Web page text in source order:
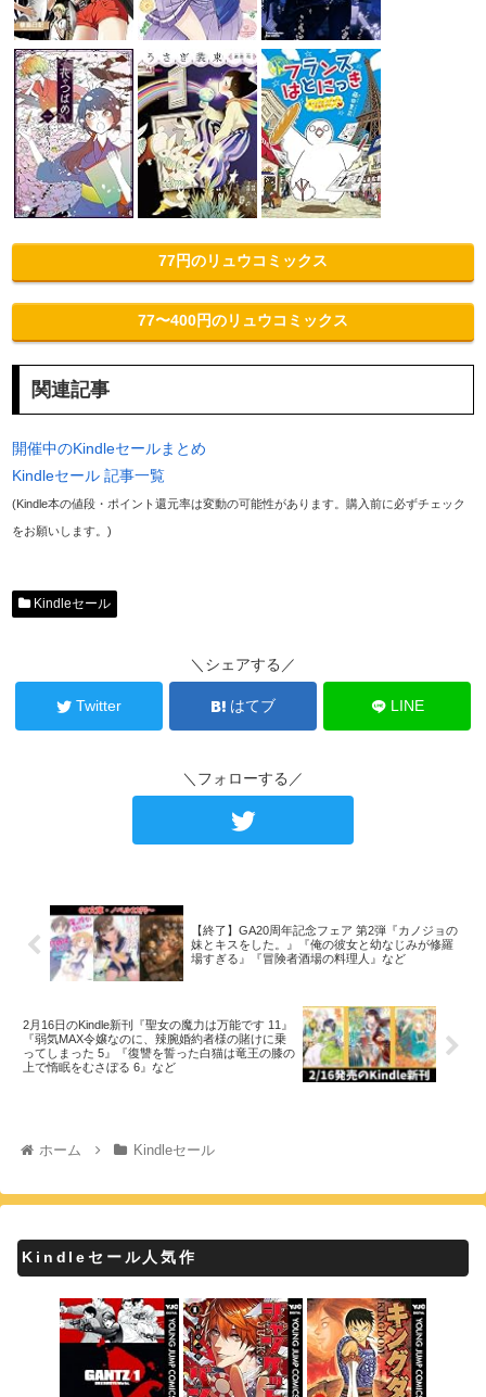
77円のリュウコミックス
77〜400円のリュウコミックス
関連記事
開催中のKindleセールまとめ
Kindleセール 記事一覧
(Kindle本の値段・ポイント還元率は変動の可能性があります。購入前に必ずチェック
をお願いします。)
Kindleセール
＼シェアする／
Twitter はてブ LINE
＼フォローする／
【終了】GA20周年記念フェア 第2弾『カノジョの
妹とキスをした。』『俺の彼女と幼なじみが修羅
場すぎる』『冒険者酒場の料理人』など
2月16日のKindle新刊『聖女の魔力は万能です 11』
『弱気MAX令嬢なのに、辣腕婚約者様の賭けに乗
ってしまった 5』『復讐を誓った白猫は竜王の膝の
上で惰眠をむさぼる 6』など
ホーム Kindleセール
Kindleセール人気作